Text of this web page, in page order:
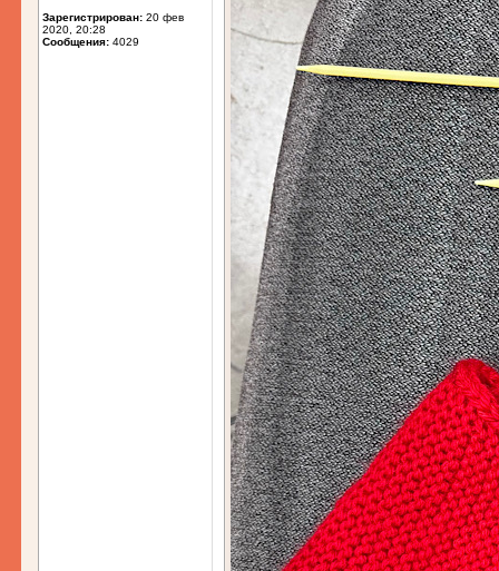
Зарегистрирован: 20 фев
2020, 20:28
Сообщения: 4029